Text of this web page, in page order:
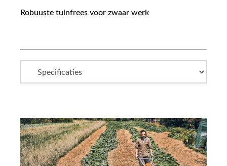
Robuuste tuinfrees voor zwaar werk